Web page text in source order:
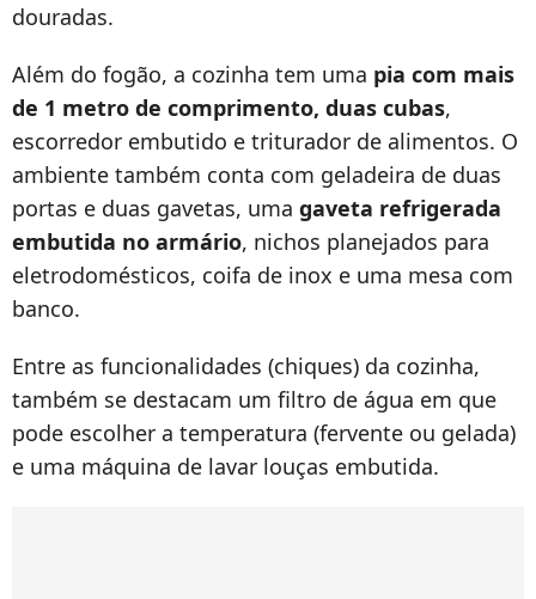
douradas.
Além do fogão, a cozinha tem uma pia com mais
de 1 metro de comprimento, duas cubas,
escorredor embutido e triturador de alimentos. O
ambiente também conta com geladeira de duas
portas e duas gavetas, uma gaveta refrigerada
embutida no armário, nichos planejados para
eletrodomésticos, coifa de inox e uma mesa com
banco.
Entre as funcionalidades (chiques) da cozinha,
também se destacam um filtro de água em que
pode escolher a temperatura (fervente ou gelada)
e uma máquina de lavar louças embutida.